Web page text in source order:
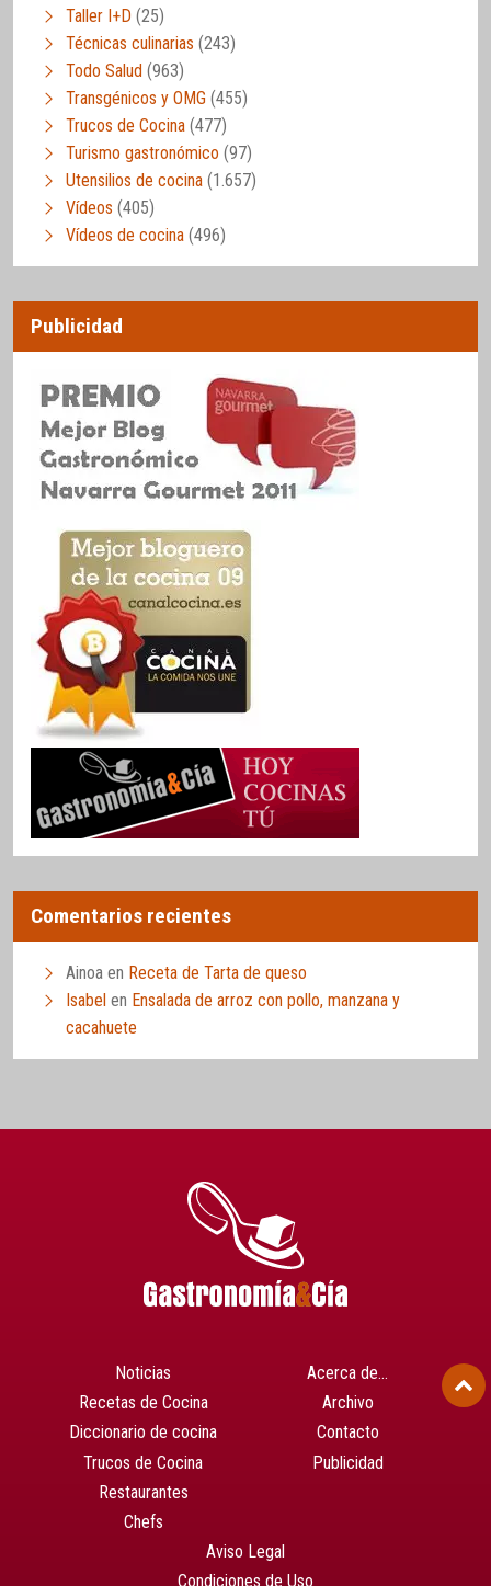
Taller I+D (25)
Técnicas culinarias (243)
Todo Salud (963)
Transgénicos y OMG (455)
Trucos de Cocina (477)
Turismo gastronómico (97)
Utensilios de cocina (1.657)
Vídeos (405)
Vídeos de cocina (496)
Publicidad
Comentarios recientes
Ainoa en Receta de Tarta de queso
Isabel en Ensalada de arroz con pollo, manzana y
cacahuete
Noticias
Recetas de Cocina
Diccionario de cocina
Trucos de Cocina
Restaurantes
Chefs
Acerca de…
Archivo
Contacto
Publicidad
Aviso Legal